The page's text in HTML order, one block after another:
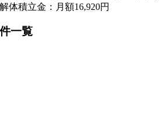
体積立金：月額16,920円
一覧